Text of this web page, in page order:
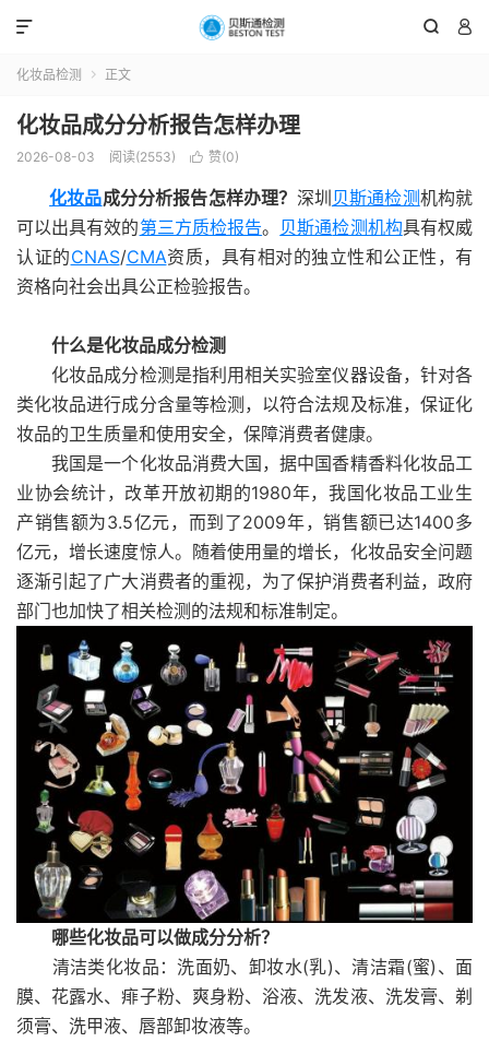
 

化妆品检测  正文
化妆品成分分析报告怎样办理
2026-08-03 阅读(2553)  赞(0)
化妆品成分分析报告怎样办理？ 深圳 贝斯通检测机构就
可以出具有效的第三方质检报告。 贝斯通检测机构具有权威
认证的CNAS/CMA资质，具有相对的独立性和公正性，有
资格向社会出具公正检验报告。
什么是化妆品成分检测
化妆品成分检测是指利用相关实验室仪器设备，针对各
类化妆品进行成分含量等检测，以符合法规及标准，保证化
妆品的卫生质量和使用安全，保障消费者健康。
我国是一个化妆品消费大国，据中国香精香料化妆品工
业协会统计，改革开放初期的1980年，我国化妆品工业生
产销售额为3.5亿元，而到了2009年，销售额已达1400多
亿元，增长速度惊人。随着使用量的增长，化妆品安全问题
逐渐引起了广大消费者的重视，为了保护消费者利益，政府
部门也加快了相关检测的法规和标准制定。
哪些化妆品可以做成分分析？
清洁类化妆品：洗面奶、卸妆水(乳)、清洁霜(蜜)、面
膜、花露水、痱子粉、爽身粉、浴液、洗发液、洗发膏、剃
须膏、洗甲液、唇部卸妆液等。